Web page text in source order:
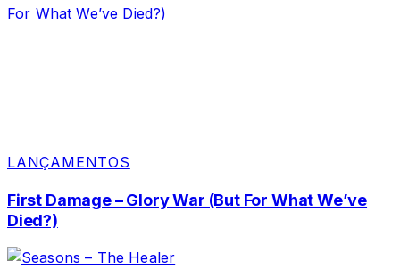
LANÇAMENTOS
First Damage – Glory War (But For What We’ve
Died?)